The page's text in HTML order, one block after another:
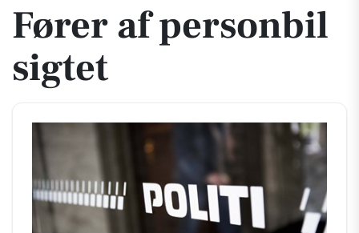
Fører af personbil
sigtet